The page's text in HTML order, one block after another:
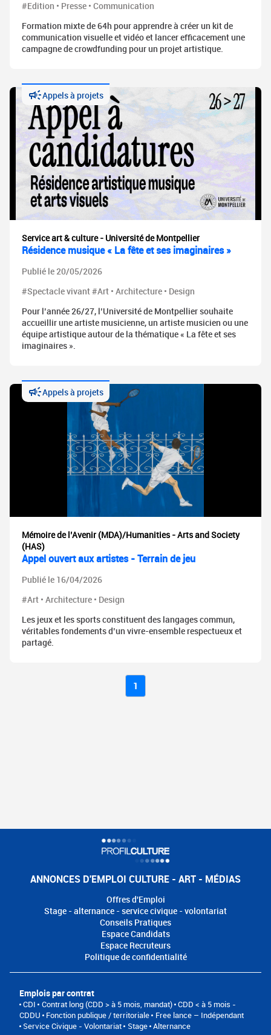
#Edition • Presse • Communication
Formation mixte de 64h pour apprendre à créer un kit de
communication visuelle et vidéo et lancer efficacement une
campagne de crowdfunding pour un projet artistique.
Appels à projets
Service art & culture - Université de Montpellier
Résidence musique « La fête et ses imaginaires »
Publié le 20/05/2026
#Spectacle vivant #Art • Architecture • Design
Pour l’année 26/27, l’Université de Montpellier souhaite
accueillir une artiste musicienne, un artiste musicien ou une
équipe artistique autour de la thématique « La fête et ses
imaginaires ».
Appels à projets
Mémoire de l’Avenir (MDA)/Humanities - Arts and Society
(HAS)
Appel ouvert aux artistes - Terrain de jeu
Publié le 16/04/2026
#Art • Architecture • Design
Les jeux et les sports constituent des langages commun,
véritables fondements d’un vivre-ensemble respectueux et
partagé.
1
ANNONCES D'EMPLOI CULTURE - ART - MÉDIAS
Offres d'Emploi
Stage - alternance - service civique - volontariat
Conseils Pratiques
Espace Candidats
Espace Recruteurs
Politique de confidentialité
Emplois par contrat
CDI Contrat long (CDD > à 5 mois, mandat) CDD < à 5 mois -
CDDU
Fonction publique / territoriale
Free lance – Indépendant
Service Civique - Volontariat
Stage Alternance